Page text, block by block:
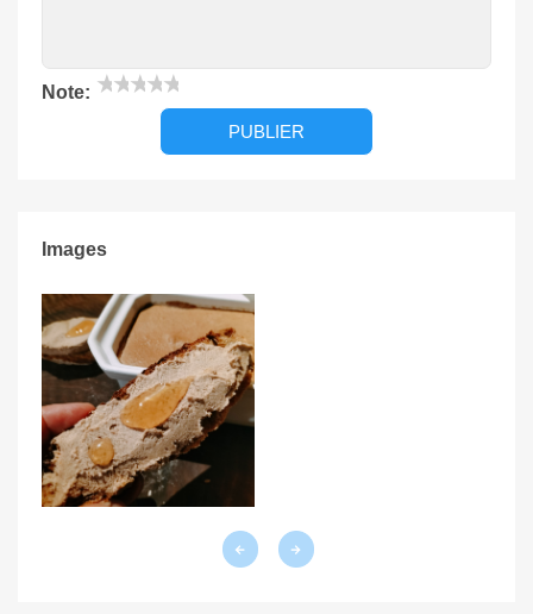
Note: ★★★★★
Images